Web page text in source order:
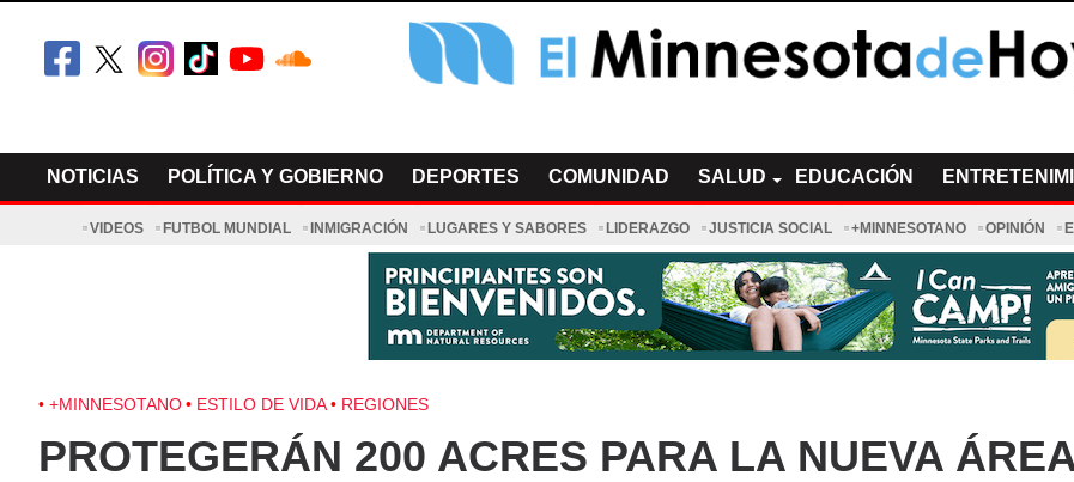
NOTICIAS POLÍTICA Y GOBIERNO DEPORTES COMUNIDAD SALUD EDUCACIÓN
VIDEOS FUTBOL MUNDIAL INMIGRACIÓN LUGARES Y SABORES LIDERAZGO JUSTICIA SOCIAL +MINNESOTANO OPINIÓN
+MINNESOTANO ESTILO DE VIDA REGIONES
PROTEGERÁN 200 ACRES PARA LA NUEVA